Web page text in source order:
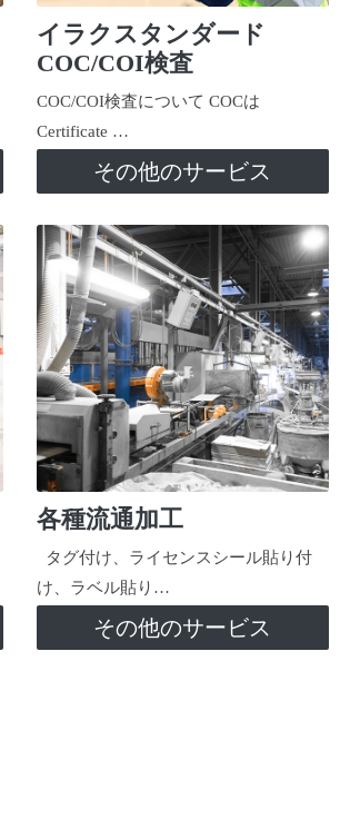
イラクスタンダード
COC/COI検査
COC/COI検査について COCは
Certificate …
その他のサービス
各種流通加工
タグ付け、ライセンスシール貼り付
け、ラベル貼り…
その他のサービス